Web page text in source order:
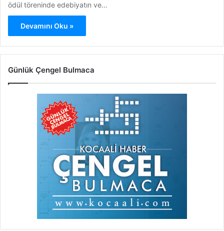
ödül töreninde edebiyatın ve…
Devamını Oku »
Günlük Çengel Bulmaca